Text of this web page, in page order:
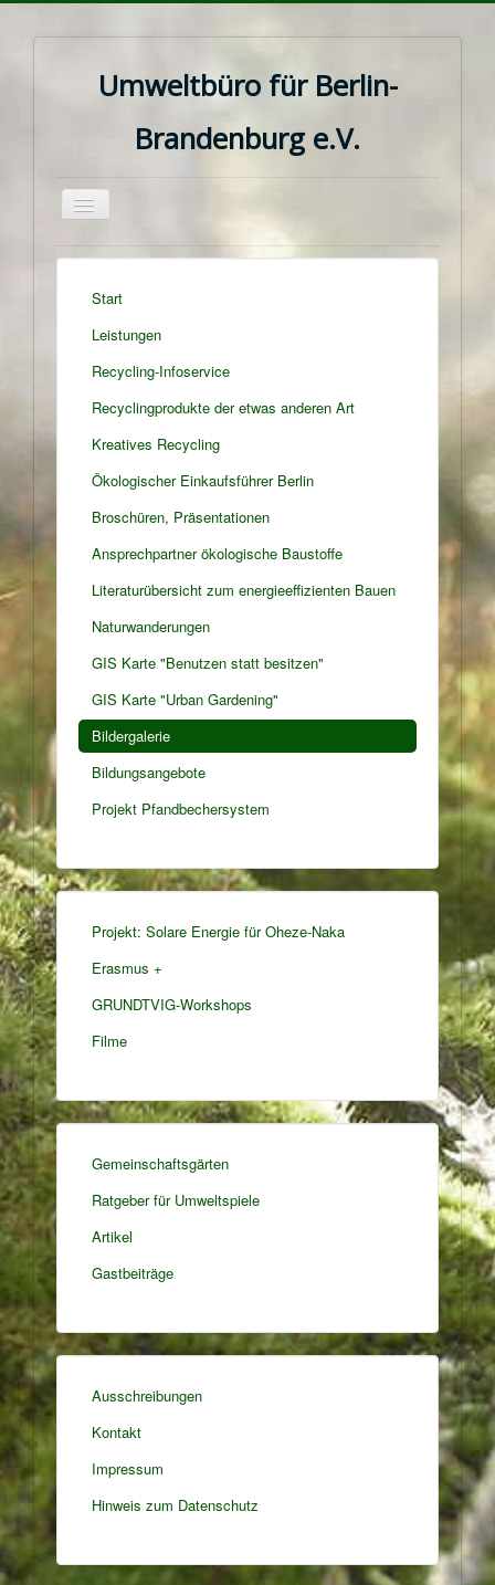
Umweltbüro für Berlin-
Brandenburg e.V.
Navigation
Start
Leistungen
Recycling-Infoservice
Recyclingprodukte der etwas anderen Art
Kreatives Recycling
Ökologischer Einkaufsführer Berlin
Broschüren, Präsentationen
Ansprechpartner ökologische Baustoffe
Literaturübersicht zum energieeffizienten Bauen
Naturwanderungen
GIS Karte "Benutzen statt besitzen"
GIS Karte "Urban Gardening"
Bildergalerie
Bildungsangebote
Projekt Pfandbechersystem
Projekt: Solare Energie für Oheze-Naka
Erasmus +
GRUNDTVIG-Workshops
Filme
Gemeinschaftsgärten
Ratgeber für Umweltspiele
Artikel
Gastbeiträge
Ausschreibungen
Kontakt
Impressum
Hinweis zum Datenschutz